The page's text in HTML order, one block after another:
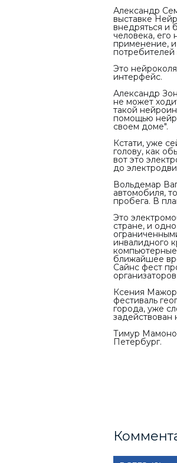
Александр
выставке
внедряться и
человека, его
применение,
потребителей
Это
интерфейс.
Александр
не может
такой
помощью
своем доме".
Кстати, уже
голову, как
вот это
до
Вольдемар
автомобиля,
пробега. В
Это
стране, и
инвалидного
ближайшее
Сайнс фест
Ксения
фестиваль
города, уже
задействован
Тимур
Петербург.